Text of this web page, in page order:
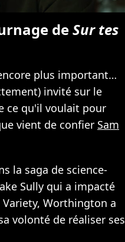
deSur tes
plus important…
invité sur le
ce qu'il voulait pour
vient de confier Sam
la saga de science-
Sully qui a impacté
Worthington a
volonté de réaliser ses